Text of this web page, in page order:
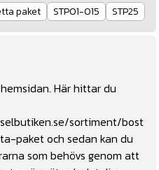
paket STP01-015 STP25
Här hittar du
sortiment/bost
paketoch sedan kan du
som behövs genom att